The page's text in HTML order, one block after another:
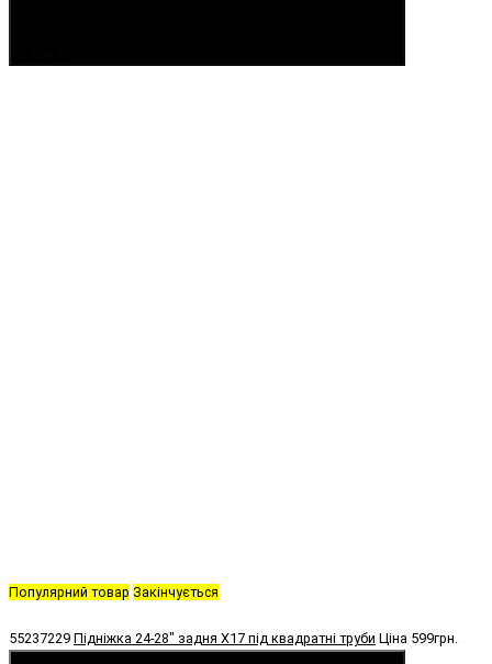
Популярний товар Закінчується
55237229 Підніжка 24-28" задня X17 під квадратні труби Ціна 599грн.